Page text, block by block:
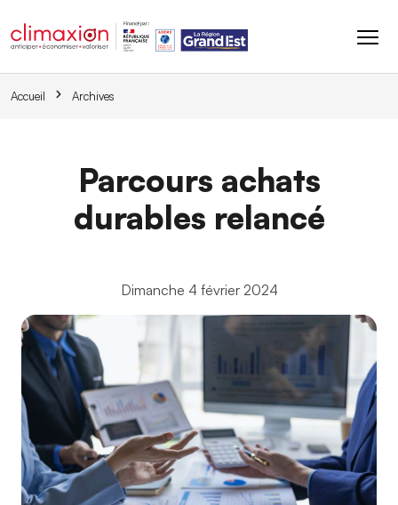
Accueil Archives
Parcours achats
durables relancé
Dimanche 4 février 2024